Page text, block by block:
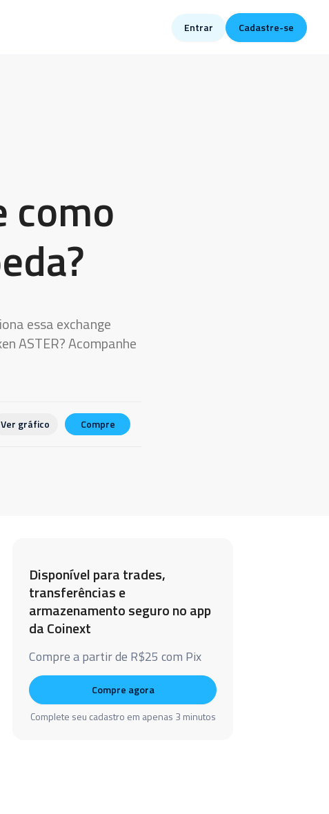
Entrar Cadastre-se
como
essa exchange
ASTER? Acompanhe
Ver gráfico Compre
Disponível para trades,
transferências e
armazenamento seguro no app
da Coinext
Compre a partir de R$25 com Pix
Compre agora
Complete seu cadastro em apenas 3 minutos